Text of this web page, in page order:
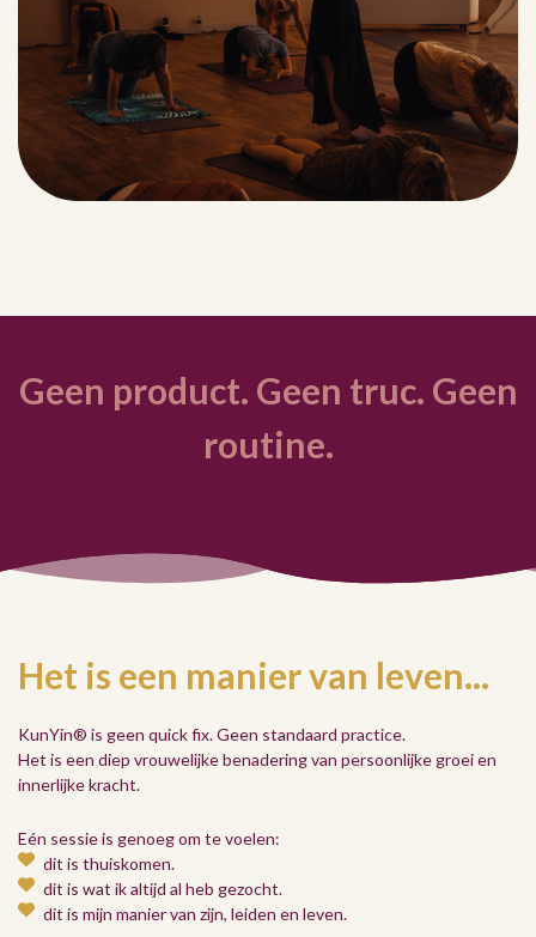
Geen product. Geen truc. Geen
routine.
Het is een manier van leven...
KunYin® is geen quick fix. Geen standaard practice.
Het is een diep vrouwelijke benadering van persoonlijke groei en
innerlijke kracht.
Eén sessie is genoeg om te voelen:
dit is thuiskomen.
dit is wat ik altijd al heb gezocht.
dit is mijn manier van zijn, leiden en leven.